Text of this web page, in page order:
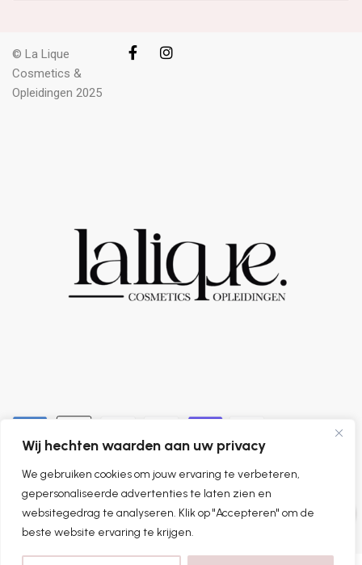
Wij hechten waarden aan uw privacy
We gebruiken cookies om jouw ervaring te verbeteren,
gepersonaliseerde advertenties te laten zien en
websitegedrag te analyseren. Klik op "Accepteren" om de
beste website ervaring te krijgen.
© La Lique
Cosmetics &
Opleidingen 2025